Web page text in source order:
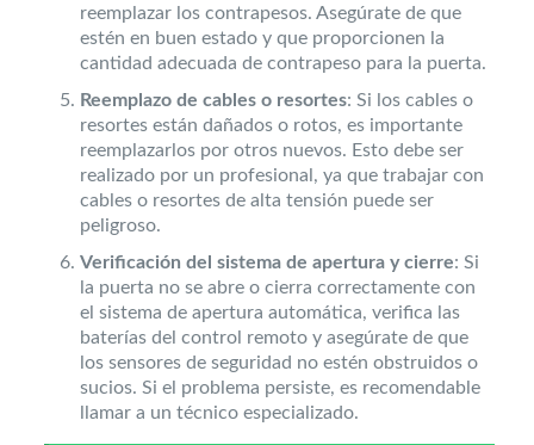
reemplazar los contrapesos. Asegúrate de que
estén en buen estado y que proporcionen la
cantidad adecuada de contrapeso para la puerta.
Reemplazo de cables o resortes: Si los cables o
resortes están dañados o rotos, es importante
reemplazarlos por otros nuevos. Esto debe ser
realizado por un profesional, ya que trabajar con
cables o resortes de alta tensión puede ser
peligroso.
Verificación del sistema de apertura y cierre: Si
la puerta no se abre o cierra correctamente con
el sistema de apertura automática, verifica las
baterías del control remoto y asegúrate de que
los sensores de seguridad no estén obstruidos o
sucios. Si el problema persiste, es recomendable
llamar a un técnico especializado.